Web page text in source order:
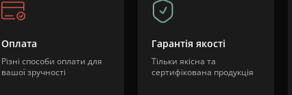
Оплата
Різні способи оплати для
вашої зручності
Гарантія якості
Тільки якісна та
сертифікована продукція